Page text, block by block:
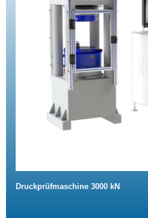
Druckprüfmaschine 3000 kN